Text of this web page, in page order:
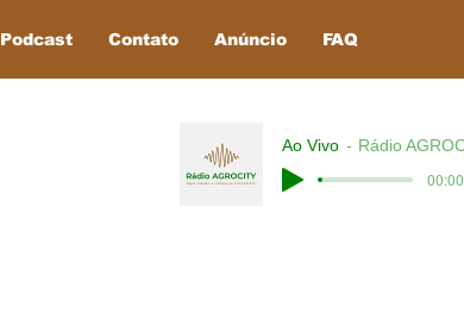
Podcast Contato Anúncio FAQ
Ao Vivo Rádio